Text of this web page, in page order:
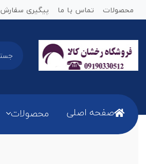
محصولات تماس با ما پیگیری سفارش
صفحه اصلی محصولات